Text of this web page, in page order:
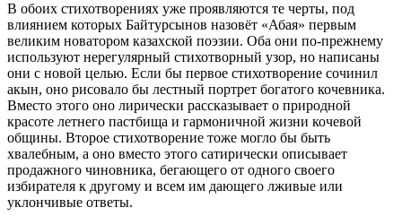
В обоих стихотворениях уже проявляются те черты, под
влиянием которых Байтурсынов назовёт «Абая» первым
великим новатором казахской поэзии. Оба они по-прежнему
используют нерегулярный стихотворный узор, но написаны
они с новой целью. Если бы первое стихотворение сочинил
акын, оно рисовало бы лестный портрет богатого кочевника.
Вместо этого оно лирически рассказывает о природной
красоте летнего пастбища и гармоничной жизни кочевой
общины. Второе стихотворение тоже могло бы быть
хвалебным, а оно вместо этого сатирически описывает
продажного чиновника, бегающего от одного своего
избирателя к другому и всем им дающего лживые или
уклончивые ответы.